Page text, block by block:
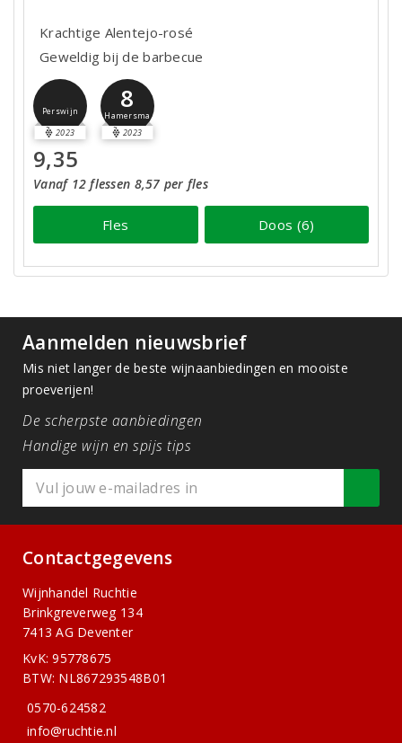
Krachtige Alentejo-rosé
Geweldig bij de barbecue
Perswijn
2023
8
Hamersma
2023
9,35
Vanaf 12 flessen 8,57 per fles
Fles Doos (6)
Aanmelden nieuwsbrief
Mis niet langer de beste wijnaanbiedingen en mooiste
proeverijen!
De scherpste aanbiedingen
Handige wijn en spijs tips
Contactgegevens
Wijnhandel Ruchtie
Brinkgreverweg 134
7413 AG Deventer
KvK: 95778675
BTW: NL867293548B01
0570-624582
info@ruchtie.nl